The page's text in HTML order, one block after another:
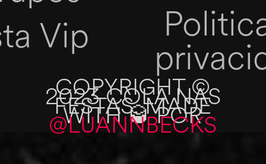
Vip
COPYRIGHT ©
2023 COLA NAS
FESTAS. MADE
WITH 🥃 POR
@LUANNBECKS